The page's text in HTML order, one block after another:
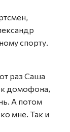
спорту.
раз Саша
домофона,
А потом
мне. Так и